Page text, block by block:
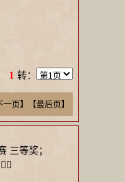
1 转：
一页】【最后页】
三等奖；